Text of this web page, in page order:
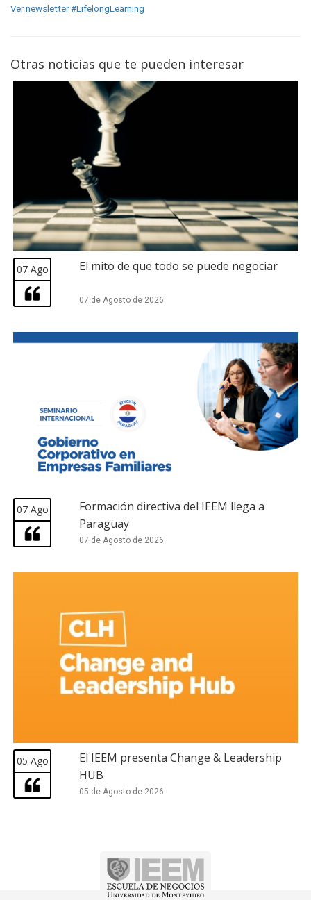
Ver newsletter #LifelongLearning
Otras noticias que te pueden interesar
07 Ago El mito de que todo se puede negociar
07 de Agosto de 2026
07 Ago
Formación directiva del IEEM llega a
Paraguay
07 de Agosto de 2026
05 Ago
El IEEM presenta Change & Leadership
HUB
05 de Agosto de 2026